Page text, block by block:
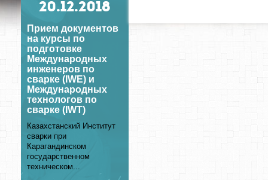
20.12.2018
Прием документов
на курсы по
подготовке
Международных
инженеров по
сварке (IWE) и
Международных
технологов по
сварке (IWT)
Казахстанский Институт
сварки при
Карагандинском
государственном
техническом...